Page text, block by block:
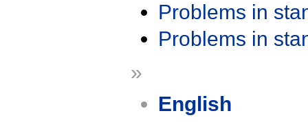
Problems in
Problems in
»
English